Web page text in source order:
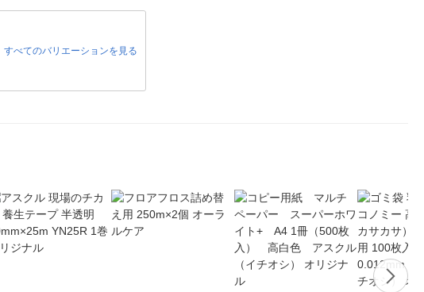
すべてのバリエーションを見る